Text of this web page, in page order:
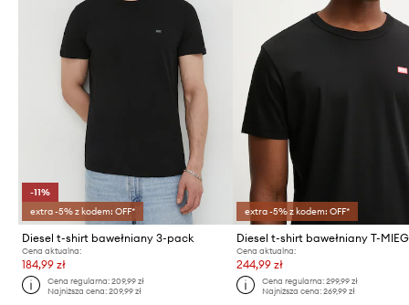
-11%
extra -5% z kodem: OFF*
Diesel t-shirt bawełniany 3-pack
Cena aktualna:
184,99 zł
Cena regularna:209,99 zł
Najniższa cena:209,99 zł
extra -5% z kodem: OFF*
Cena aktualna:
244,99 zł
Cena regularna: 299,99 zł
Najniższa cena: 269,99 zł